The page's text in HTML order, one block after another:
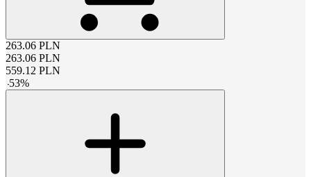
263.06 PLN
263.06 PLN
559.12 PLN
-53%